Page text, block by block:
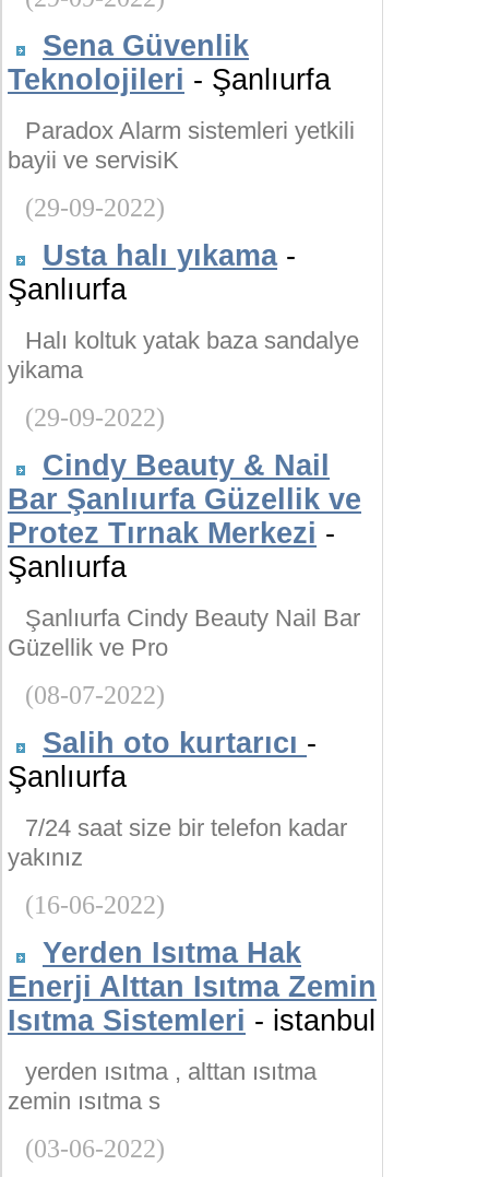
Sena Güvenlik
Teknolojileri - Şanlıurfa
Paradox Alarm sistemleri yetkili
bayii ve servisiK
(29-09-2022)
Usta halı yıkama-
Şanlıurfa
Halı koltuk yatak baza sandalye
yikama
(29-09-2022)
Cindy Beauty & Nail
Bar Şanlıurfa Güzellik ve
Protez Tırnak Merkezi -
Şanlıurfa
Şanlıurfa Cindy Beauty Nail Bar
Güzellik ve Pro
(08-07-2022)
Salih oto kurtarıcı -
Şanlıurfa
7/24 saat size bir telefon kadar
yakınız
(16-06-2022)
Yerden Isıtma Hak
Enerji Alttan Isıtma Zemin
Isıtma Sistemleri - istanbul
yerden ısıtma , alttan ısıtma
zemin ısıtma s
(03-06-2022)